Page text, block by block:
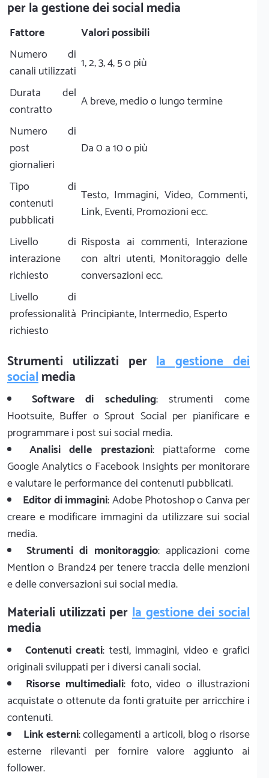
per la gestione dei social media
Fattore
Valori possibili
Numero di
canali utilizzati 1, 2, 3, 4, 5 o più
Durata del
contratto
A breve, medio o lungo termine
Numero di
post
giornalieri
Da 0 a 10 o più
Tipo di
contenuti
pubblicati
Testo, Immagini, Video, Commenti,
Link, Eventi, Promozioni ecc.
Livello di
interazione
richiesto
Risposta ai commenti, Interazione
con altri utenti, Monitoraggio delle
conversazioni ecc.
Livello di
professionalità
richiesto
Principiante, Intermedio, Esperto
Strumenti utilizzati perla gestione dei
socialmedia
Software di scheduling: strumenti come
Hootsuite, Buffer o Sprout Social per pianificare e
programmare i post sui social media.
Analisi delle prestazioni: piattaforme come
Google Analytics o Facebook Insights per monitorare
e valutare le performance dei contenuti pubblicati.
Editor di immagini: Adobe Photoshop o Canva per
creare e modificare immagini da utilizzare sui social
media.
Strumenti di monitoraggio: applicazioni come
Mention o Brand24 per tenere traccia delle menzioni
e delle conversazioni sui social media.
Materiali utilizzati per la gestione dei social
media
Contenuti creati: testi, immagini, video e grafici
originali sviluppati per i diversi canali social.
Risorse multimediali: foto, video o illustrazioni
acquistate o ottenute da fonti gratuite per arricchire i
contenuti.
Link esterni: collegamenti a articoli, blog o risorse
esterne rilevanti per fornire valore aggiunto ai
follower.